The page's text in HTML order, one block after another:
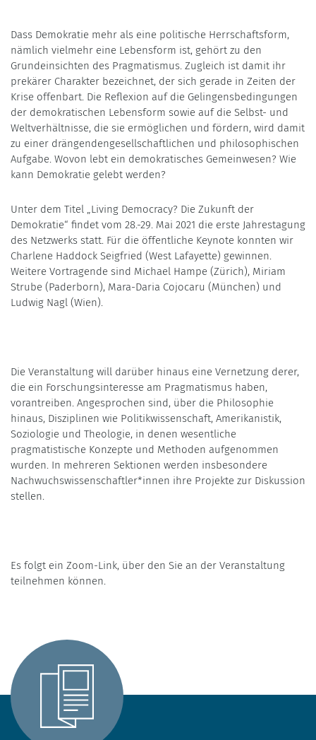
Dass Demokratie mehr als eine politische Herrschaftsform,
nämlich vielmehr eine Lebensform ist, gehört zu den
Grundeinsichten des Pragmatismus. Zugleich ist damit ihr
prekärer Charakter bezeichnet, der sich gerade in Zeiten der
Krise offenbart. Die Reflexion auf die Gelingensbedingungen
der demokratischen Lebensform sowie auf die Selbst- und
Weltverhältnisse, die sie ermöglichen und fördern, wird damit
zu einer drängendengesellschaftlichen und philosophischen
Aufgabe. Wovon lebt ein demokratisches Gemeinwesen? Wie
kann Demokratie gelebt werden?
Unter dem Titel „Living Democracy? Die Zukunft der
Demokratie“ findet vom 28.-29. Mai 2021 die erste Jahrestagung
des Netzwerks statt. Für die öffentliche Keynote konnten wir
Charlene Haddock Seigfried (West Lafayette) gewinnen.
Weitere Vortragende sind Michael Hampe (Zürich), Miriam
Strube (Paderborn), Mara-Daria Cojocaru (München) und
Ludwig Nagl (Wien).
Die Veranstaltung will darüber hinaus eine Vernetzung derer,
die ein Forschungsinteresse am Pragmatismus haben,
vorantreiben. Angesprochen sind, über die Philosophie
hinaus, Disziplinen wie Politikwissenschaft, Amerikanistik,
Soziologie und Theologie, in denen wesentliche
pragmatistische Konzepte und Methoden aufgenommen
wurden. In mehreren Sektionen werden insbesondere
Nachwuchswissenschaftler*innen ihre Projekte zur Diskussion
stellen.
Es folgt ein Zoom-Link, über den Sie an der Veranstaltung
teilnehmen können.